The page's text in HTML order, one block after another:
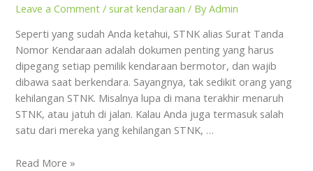
Leave a Comment / surat kendaraan / ByAdmin
Seperti yang sudah Anda ketahui, STNK alias Surat Tanda
Nomor Kendaraan adalah dokumen penting yang harus
dipegang setiap pemilik kendaraan bermotor, dan wajib
dibawa saat berkendara. Sayangnya, tak sedikit orang yang
kehilangan STNK. Misalnya lupa di mana terakhir menaruh
STNK, atau jatuh di jalan. Kalau Anda juga termasuk salah
satu dari mereka yang kehilangan STNK, …
Read More »